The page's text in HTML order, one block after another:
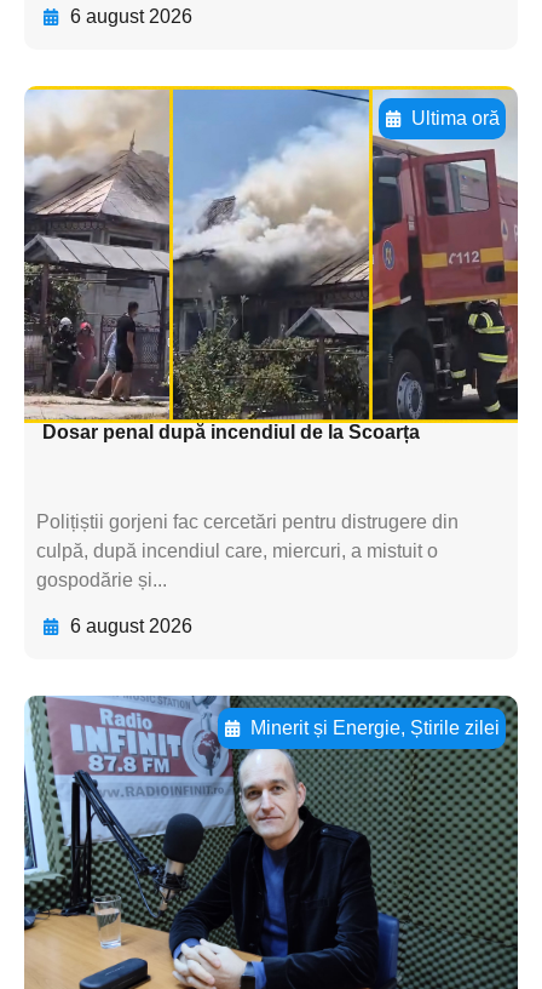
6 august 2026
Ultima oră
Adaugă aici textul pentru
subtitluAdaugă aici
textul pentru
subtitluAdaugă aici
textul pentru
subtitluAdaugă aici
textul pentru subti
Dosar penal după incendiul de la Scoarța
Polițiștii gorjeni fac cercetări pentru distrugere din
culpă, după incendiul care, miercuri, a mistuit o
gospodărie și...
6 august 2026
Minerit și Energie, Știrile zilei
Adaugă aici textul pentru
subtitluAdaugă aici
textul pentru
subtitluAdaugă aici
textul pentru
subtitluAdaugă aici